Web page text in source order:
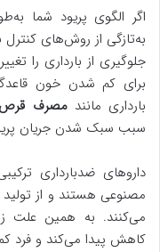
اگر الگوی پریود شما
به‌تازگی از روش‌های کنترل
جلوگیری از بارداری را
برای کم شدن خون
بارداری مانند مصرف قرص
سبب سبک شدن جریان
داروهای ضدبارداری
مصنوعی هستند و از
می‌کنند. به همین علت
کاهش پیدا می‌کند و فرد کمتر از ۵ روز خونریزی